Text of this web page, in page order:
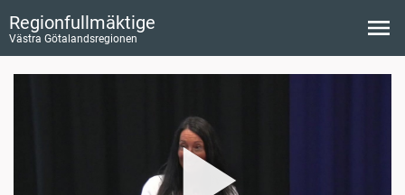
Regionfullmäktige
Västra Götalandsregionen